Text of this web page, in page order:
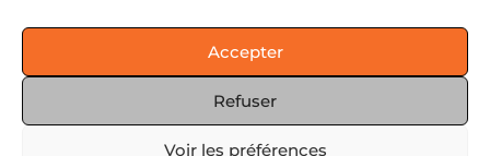
Accepter
Refuser
Voir les préférences